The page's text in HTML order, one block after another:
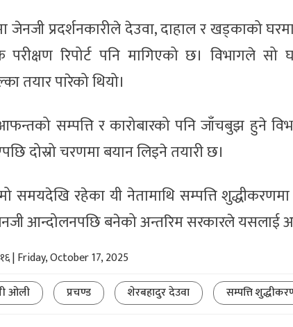
जेनजी प्रदर्शनकारीले देउवा, दाहाल र खड्काको
परीक्षण रिपोर्ट पनि मागिएको छ। विभागले
तयार पारेको थियो।
सम्पत्ति र कारोबारको पनि जाँचबुझ हुने
दोस्रो चरणमा बयान लिइने तयारी छ।
समयदेखि रहेका यी नेतामाथि सम्पत्ति
आन्दोलनपछि बनेको अन्तरिम सरकारले यसलाई
| Friday, October 17, 2025
ओली प्रचण्ड शेरबहादुर देउवा सम्पत्ति